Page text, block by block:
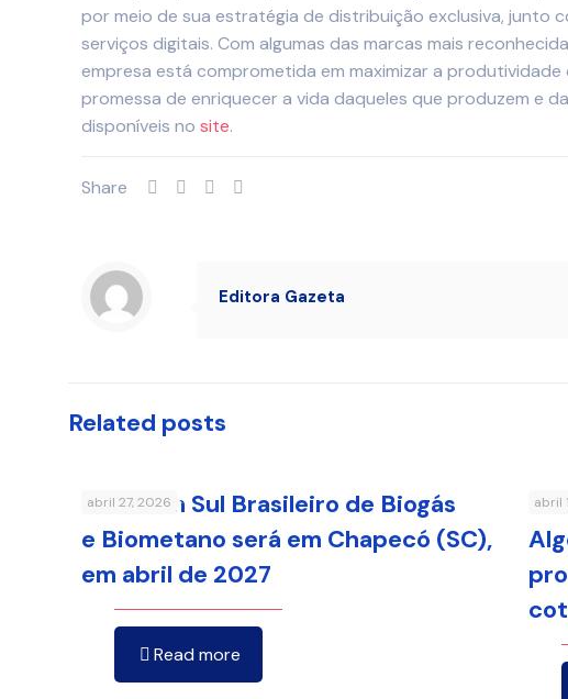
por meio de sua estratégia de distribuição exclusiva, junto
serviços digitais. Com algumas das marcas mais
empresa está comprometida em maximizar a
promessa de enriquecer a vida daqueles que produzem e
disponíveis nosite.
Share
Editora Gazeta
Related posts
abril 27, 2026
9º Fórum Sul Brasileiro de Biogás
e Biometano será em Chapecó (SC),
em abril de 2027
Read more
abril